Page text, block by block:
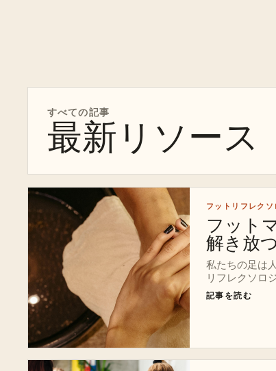
すべての記事
最新リソース
フットリフレクソ
フット
解き放つ
私たちの足は
リフレクソロ
記事を読む